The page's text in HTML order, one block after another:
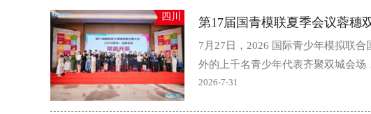
四川 第17届国青模联夏季会议蓉穗
7月27日，2026 国际青少年模拟联
外的上千名青少年代表齐聚双城会
2026-7-31